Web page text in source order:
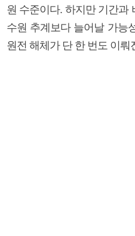
원 수준이다. 하지만 기간과
수원 추계보다 늘어날 가능
원전 해체가 단 한 번도 이뤄